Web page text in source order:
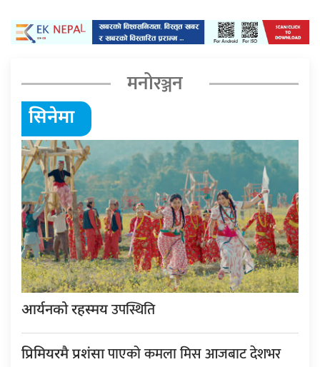
मनोरञ्जन
सिनेमा
आर्यनको रहस्मयउपस्थिति
प्रिमियरमै प्रशंसापाएको कमला मिस आजबाट देशभर